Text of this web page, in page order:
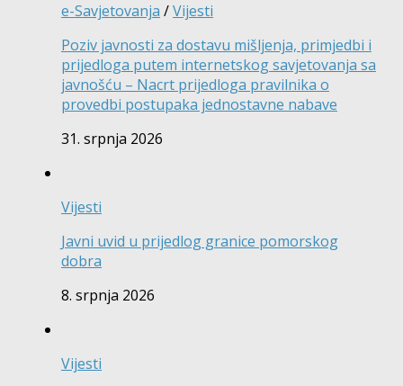
e-Savjetovanja /Vijesti
Poziv javnosti za dostavu mišljenja, primjedbi i
prijedloga putem internetskog savjetovanja sa
javnošću – Nacrt prijedloga pravilnika o
provedbi postupaka jednostavne nabave
31. srpnja 2026
Vijesti
Javni uvid u prijedlog granice pomorskog
dobra
8. srpnja 2026
Vijesti